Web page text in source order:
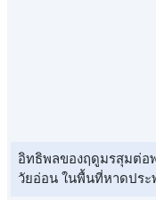
อิทธิพลของฤดูมรสุมต่อ
วัยอ่อน ในพื้นที่หาดประ